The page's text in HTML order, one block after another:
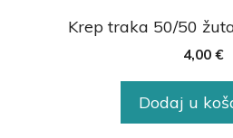
Krep traka 50/50
4,00 €
Dodaj u